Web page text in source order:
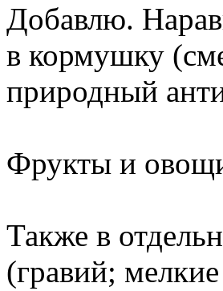
Добавлю.
в кормушку
природный
Фрукты и
Также в
(гравий;